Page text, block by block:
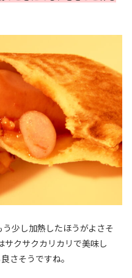
少し加熱したほうがよさそ
サクサクカリカリで美味し
さそうですね。